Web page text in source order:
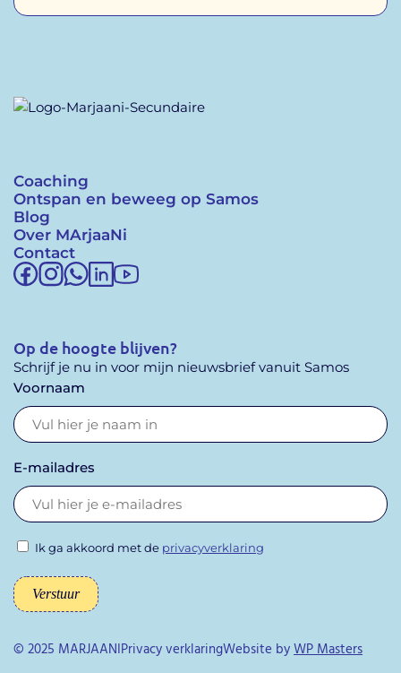
Coaching
Ontspan en beweeg op Samos
Blog
Over MArjaaNi
Contact
Op de hoogte blijven?
Schrijf je nu in voor mijn nieuwsbrief vanuit Samos
Voornaam
E-mailadres
Ik ga akkoord met de privacyverklaring
Verstuur
© 2025 MARJAANIPrivacy verklaringWebsite byWP Masters